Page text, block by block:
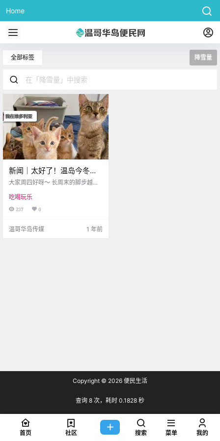
Home
全部标签 降雪量
新闻｜太好了！温岛今冬降
雪量将少于往年！维多利亚
助~
大家周四好呀～ 长周末的脚步越来
待想要出发了？ 不过，随着出行高
峰的到来 交通安全也要时刻放在心
吃喝玩乐
237 0
温哥华岛传媒 1 年前
Copyright © 2026 便民生活
查询 8 次，耗时 0.1828 秒
首页 社区 搜索 菜单 我的